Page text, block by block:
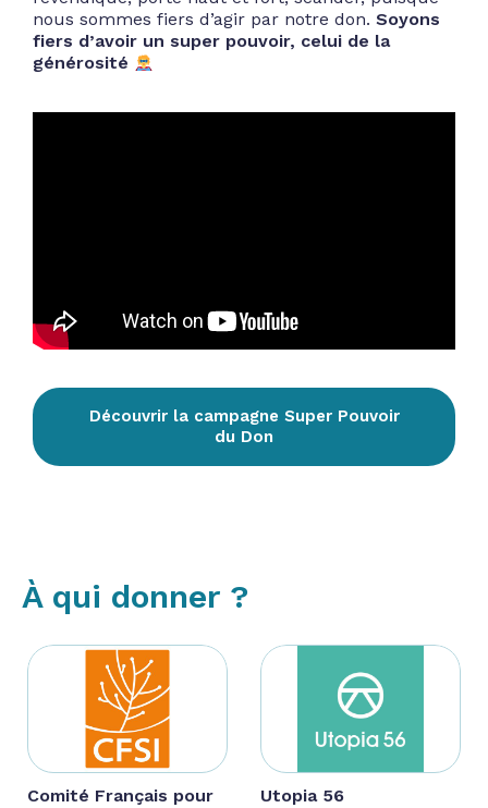
nous sommes fiers d’agir par notre don. Soyons
fiers d’avoir un super pouvoir, celui de la
générosité
Découvrir la campagne Super Pouvoir
du Don
À qui donner ?
Comité Français pour
Utopia 56